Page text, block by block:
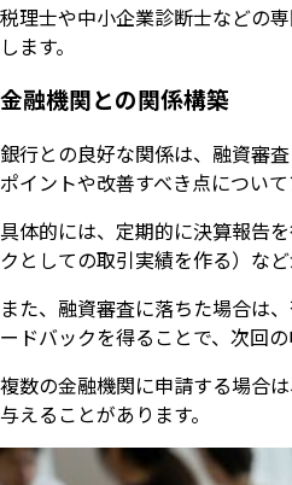
税理士や中小企業診断士などの
します。
金融機関との関係構築
銀行との良好な関係は、融資審
ポイントや改善すべき点につい
具体的には、定期的に決算報告
クとしての取引実績を作る）など
また、融資審査に落ちた場合は
ードバックを得ることで、次回
複数の金融機関に申請する場合
与えることがあります。